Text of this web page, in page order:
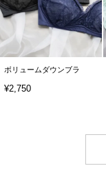
ボリュームダウンブラ
¥2,750